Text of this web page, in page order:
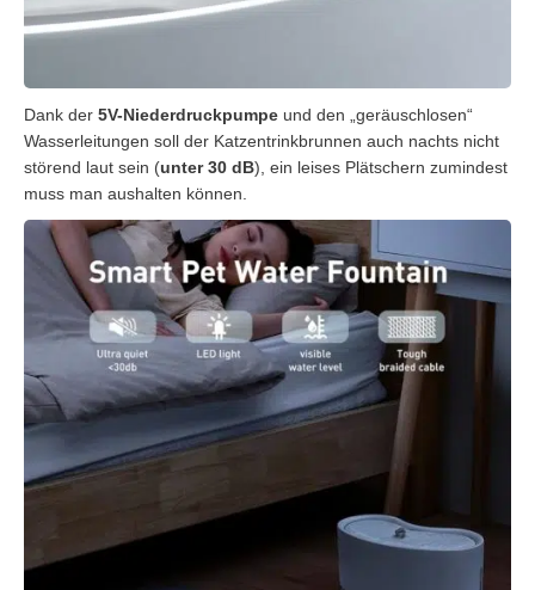
Dank der 5V-Niederdruckpumpe und den „geräuschlosen“
Wasserleitungen soll der Katzentrinkbrunnen auch nachts nicht
störend laut sein (unter 30 dB), ein leises Plätschern zumindest
muss man aushalten können.